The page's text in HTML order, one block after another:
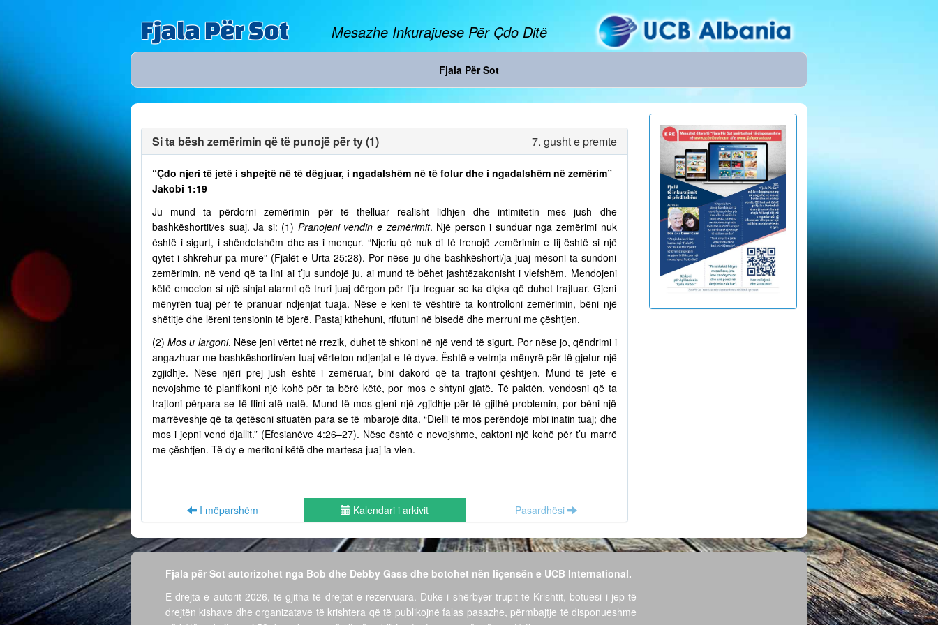
Fjala Për Sot Mesazhe Inkurajuese Për Çdo Ditë
Fjala Për Sot
Si ta bësh zemërimin që të punojë për ty (1) 7. gusht e premte
“Çdo njeri të jetë i shpejtë në të dëgjuar, i ngadalshëm në të folur dhe i ngadalshëm në zemërim”
Jakobi 1:19
Ju mund ta përdorni zemërimin për të thelluar realisht lidhjen dhe intimitetin mes jush dhe
bashkëshortit/es suaj. Ja si: (1) Pranojeni vendin e zemërimit. Një person i sunduar nga zemërimi nuk
është i sigurt, i shëndetshëm dhe as i mençur. “Njeriu që nuk di të frenojë zemërimin e tij është si një
qytet i shkrehur pa mure” (Fjalët e Urta 25:28). Por nëse ju dhe bashkëshorti/ja juaj mësoni ta sundoni
zemërimin, në vend që ta lini ai t’ju sundojë ju, ai mund të bëhet jashtëzakonisht i vlefshëm. Mendojeni
këtë emocion si një sinjal alarmi që truri juaj dërgon për t’ju treguar se ka diçka që duhet trajtuar. Gjeni
mënyrën tuaj për të pranuar ndjenjat tuaja. Nëse e keni të vështirë ta kontrolloni zemërimin, bëni një
shëtitje dhe lëreni tensionin të bjerë. Pastaj kthehuni, rifutuni në bisedë dhe merruni me çështjen.
(2)Mos u largoni. Nëse jeni vërtet në rrezik, duhet të shkoni në një vend të sigurt. Por nëse jo, qëndrimi i
angazhuar me bashkëshortin/en tuaj vërteton ndjenjat e të dyve. Është e vetmja mënyrë për të gjetur një
zgjidhje. Nëse njëri prej jush është i zemëruar, bini dakord që ta trajtoni çështjen. Mund të jetë e
nevojshme të planifikoni një kohë për ta bërë këtë, por mos e shtyni gjatë. Të paktën, vendosni që ta
trajtoni përpara se të flini atë natë. Mund të mos gjeni një zgjidhje për të gjithë problemin, por bëni një
marrëveshje që ta qetësoni situatën para se të mbarojë dita. “Dielli të mos perëndojë mbi inatin tuaj; dhe
mos i jepni vend djallit.” (Efesianëve 4:26–27). Nëse është e nevojshme, caktoni një kohë për t’u marrë
me çështjen. Të dy e meritoni këtë dhe martesa juaj ia vlen.
I mëparshëm Kalendari i arkivit Pasardhësi
Fjala për Sot autorizohet nga Bob dhe Debby Gass dhe botohet nën liçensën e UCB International.
E drejta e autorit 2026, të gjitha të drejtat e rezervuara. Duke i shërbyer trupit të Krishtit, botuesi i jep të
drejtën kishave dhe organizatave të krishtera që të publikojnë falas pasazhe, përmbajtje të disponueshme